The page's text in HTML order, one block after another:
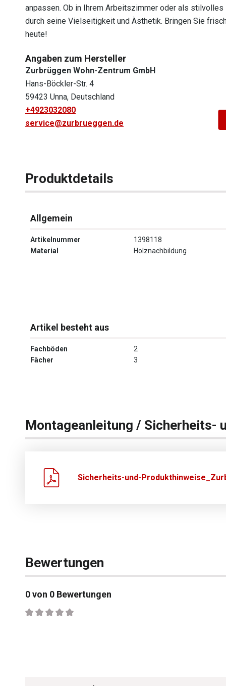
anpassen. Ob in Ihrem Arbeitszimmer oder als
durch seine Vielseitigkeit und Ästhetik. Bringen Sie
heute!
Angaben zum Hersteller
Zurbrüggen Wohn-Zentrum GmbH
Hans-Böckler-Str. 4
59423 Unna, Deutschland
+4923032080
service@zurbrueggen.de
Produktdetails
Allgemein
Artikelnummer
1398118
Material
Holznachbildung
Artikel besteht aus
Fachböden
2
Fächer
3
Montageanleitung / Sicherheits-
Sicherheits-und-
Bewertungen
0 von 0 Bewertungen
Durchschnittliche Bewertung von 0 von 5 Sternen